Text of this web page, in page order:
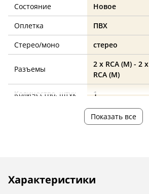
Состояние
Новое
Оплетка
ПВХ
Стерео/моно
стерео
Разъемы
2 x RCA (M) - 2 x
RCA (M)
Количество, штук
1
0.5
Страна
—
Показать все
Описание
Характеристики
Инструкции